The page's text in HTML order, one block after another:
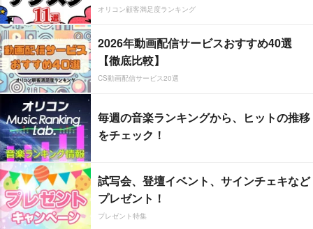
オリコン顧客満足度ランキング
2026年動画配信サービスおすすめ40選
【徹底比較】
CS動画配信サービス20選
毎週の音楽ランキングから、ヒットの推移
をチェック！
試写会、登壇イベント、サインチェキなど
プレゼント！
プレゼント特集